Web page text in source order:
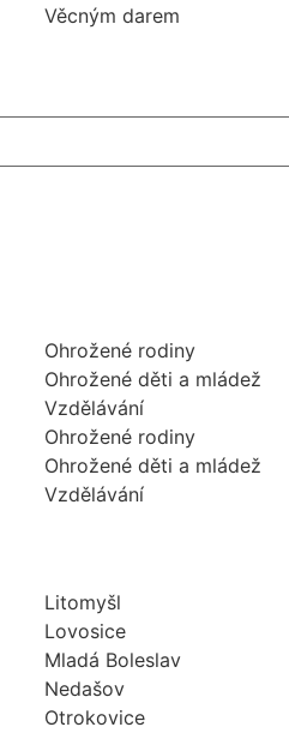
Věcným darem
Ohrožené rodiny
Ohrožené děti a mládež
Vzdělávání
Ohrožené rodiny
Ohrožené děti a mládež
Vzdělávání
Litomyšl
Lovosice
Mladá Boleslav
Nedašov
Otrokovice